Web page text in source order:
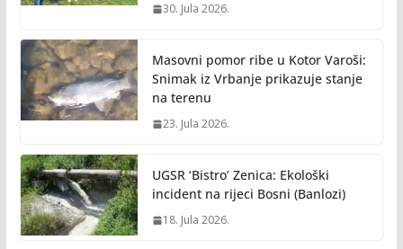
30. Jula 2026.
Masovni pomor ribe u Kotor Varoši:
Snimak iz Vrbanje prikazuje stanje
na terenu
23. Jula 2026.
UGSR ‘Bistro’ Zenica: Ekološki
incident na rijeci Bosni (Banlozi)
18. Jula 2026.